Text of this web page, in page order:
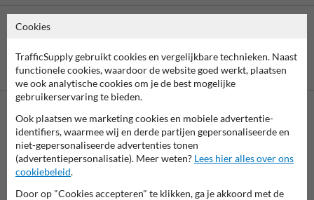
Betaling achteraf
is mogelijk
Neem contact op met onze productspecialist Igor!
We zijn vandaag tot 17.00 telefonisch bereikbaar voor
al je vragen over onze producten en diensten.
038-7920070
Cookies
TrafficSupply gebruikt cookies en vergelijkbare technieken. Naast
functionele cookies, waardoor de website goed werkt, plaatsen
we ook analytische cookies om je de best mogelijke
gebruikerservaring te bieden.
Ook plaatsen we marketing cookies en mobiele advertentie-
identifiers, waarmee wij en derde partijen gepersonaliseerde en
niet-gepersonaliseerde advertenties tonen
(advertentiepersonalisatie). Meer weten? Lees hier alles over ons
cookiebeleid.
Door op "Cookies accepteren" te klikken, ga je akkoord met de